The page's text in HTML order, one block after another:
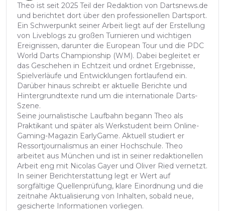
Theo ist seit 2025 Teil der Redaktion von Dartsnews.de
und berichtet dort über den professionellen Dartsport.
Ein Schwerpunkt seiner Arbeit liegt auf der Erstellung
von Liveblogs zu großen Turnieren und wichtigen
Ereignissen, darunter die European Tour und die PDC
World Darts Championship (WM). Dabei begleitet er
das Geschehen in Echtzeit und ordnet Ergebnisse,
Spielverläufe und Entwicklungen fortlaufend ein.
Darüber hinaus schreibt er aktuelle Berichte und
Hintergrundtexte rund um die internationale Darts-
Szene.
Seine journalistische Laufbahn begann Theo als
Praktikant und später als Werkstudent beim Online-
Gaming-Magazin EarlyGame. Aktuell studiert er
Ressortjournalismus an einer Hochschule. Theo
arbeitet aus München und ist in seiner redaktionellen
Arbeit eng mit Nicolas Gayer und Oliver Ried vernetzt.
In seiner Berichterstattung legt er Wert auf
sorgfältige Quellenprüfung, klare Einordnung und die
zeitnahe Aktualisierung von Inhalten, sobald neue,
gesicherte Informationen vorliegen.